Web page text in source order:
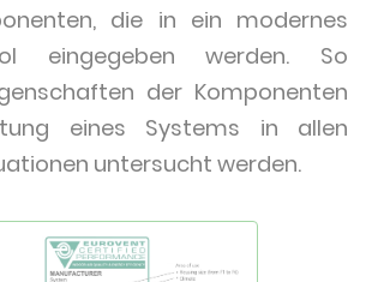
die in ein modernes
eingegeben werden. So
der Komponenten
eines Systems in allen
untersucht werden.